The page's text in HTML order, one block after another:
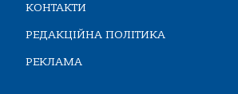
КОНТАКТИ
РЕДАКЦІЙНА ПОЛІТИКА
РЕКЛАМА